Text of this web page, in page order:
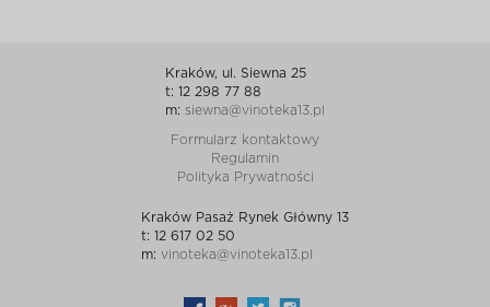
Kraków, ul. Siewna 25
t: 12 298 77 88
m: siewna@vinoteka13.pl
Formularz kontaktowy
Regulamin
Polityka Prywatności
Kraków Pasaż Rynek Główny 13
t: 12 617 02 50
m: vinoteka@vinoteka13.pl